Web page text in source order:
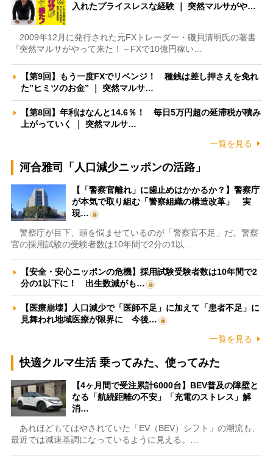
入れたプライスレスな経験 ｜ 突然マルサがや…
2009年12月に発行された元FXトレーダー・磯貝清明氏の著書
『突然マルサがやって来た！～FXで10億円稼い…
【第9回】もう一度FXでリベンジ！ 種銭は差し押さえを免れ
た”ヒミツのお金” ｜ 突然マルサ…
【第8回】年利はなんと14.6％！ 毎日5万円超の延滞税が積み
上がっていく ｜ 突然マルサ…
一覧を見る
河合雅司「人口減少ニッポンの活路」
【「警察官離れ」に歯止めはかかるか？】警察庁
が本気で取り組む「警察組織の構造改革」 実
現…
警察庁が目下、頭を悩ませているのが「警察官不足」だ。警察
官の採用試験の受験者数は10年間で2分の1以…
【安全・安心ニッポンの危機】採用試験受験者数は10年間で2
分の1以下に！ 出生数減がも…
【医療崩壊】人口減少で「医師不足」に加えて「患者不足」に
見舞われ地域医療が限界に 今後…
一覧を見る
快適クルマ生活 乗ってみた、使ってみた
【4ヶ月間で受注累計6000台】BEV普及の障壁と
なる「航続距離の不安」「充電のストレス」解
消…
あれほどもてはやされていた「EV（BEV）シフト」の潮流も、
最近では減速基調になっているように見える。…